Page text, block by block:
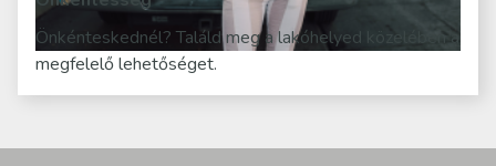
Önkénteskednél? Találd meg a lakóhelyed közelében a
megfelelő lehetőséget.